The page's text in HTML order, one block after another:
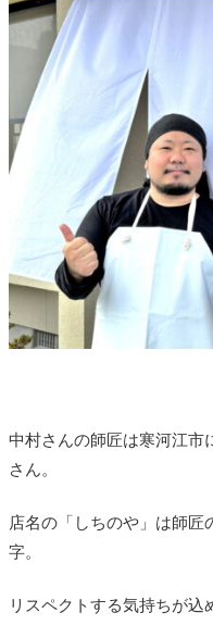
中村さんの師匠は寒河江市
さん。
店名の「しちのや」は師匠
字。
リスペクトする気持ちが込